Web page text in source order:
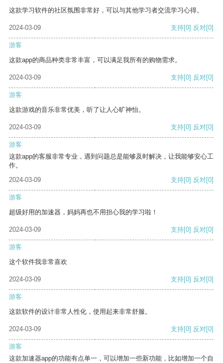
这款学习软件的社区氛围非常好，可以与其他学习者交流学习心得。
2024-03-09 支持[0] 反对[0]
游客
这款app的商品种类非常丰富，可以满足我所有的购物需求。
2024-03-09 支持[0] 反对[0]
游客
这款游戏的音乐非常优美，听了让人心旷神怡。
2024-03-09 支持[0] 反对[0]
游客
这款app的客服非常专业，遇到问题总是能够及时解决，让我能够安心工
作。
2024-03-09
支持[0] 反对[0]
游客
超级好用的加速器，妈妈再也不用担心我的学习啦！
2024-03-09 支持[0] 反对[0]
游客
这个软件我非常喜欢
2024-03-09 支持[0] 反对[0]
游客
这款软件的设计非常人性化，使用起来非常舒服。
2024-03-09 支持[0] 反对[0]
游客
这款加速器app的功能有点单一，可以增加一些新功能，比如增加一个自